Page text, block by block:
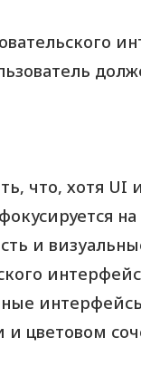
что, хотя UI
и
и цветовом